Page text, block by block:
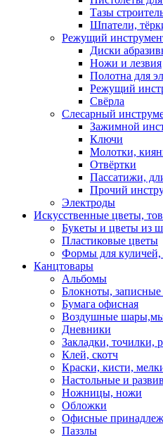
Тазы
Шпатели,
Режущий
Диски
Ножи и лезвия
Полотна для
Режущий
Свёрла
Слесарный
Зажимной
Ключи
Молотки,
Отвёртки
Пассатижи,
Прочий
Электроды
Искусственные цветы,
Букеты и цветы из
Пластиковые цветы
Формы для куличей,
Канцтовары
Альбомы
Блокноты,
Бумага офисная
Воздушные
Дневники
Закладки, точилки,
Клей, скотч
Краски, кисти,
Настольные и
Ножницы, ножи
Обложки
Офисные
Паззлы